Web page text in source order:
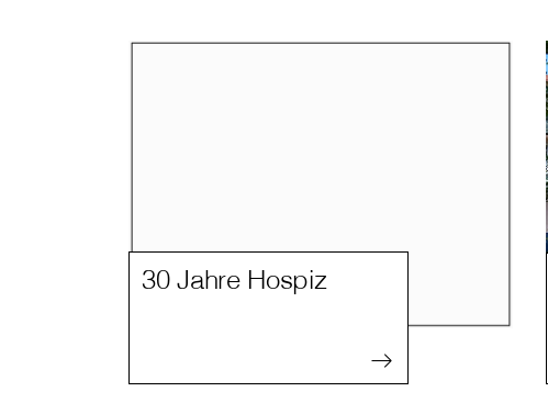
30 Jahre Hospiz